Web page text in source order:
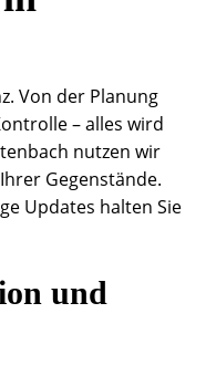
Von der Planung
– alles wird
nutzen wir
Gegenstände.
Updates halten Sie
und